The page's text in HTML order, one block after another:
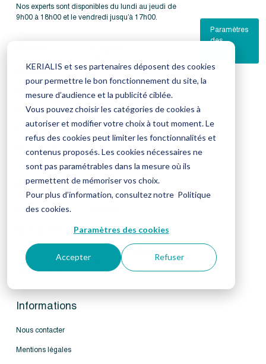
KERIALIS et ses partenaires déposent des cookies
pour permettre le bon fonctionnement du site, la
mesure d’audience et la publicité ciblée.
Vous pouvez choisir les catégories de cookies à
autoriser et modifier votre choix à tout moment. Le
refus des cookies peut limiter les fonctionnalités et
contenus proposés. Les cookies nécessaires ne
sont pas paramétrables dans la mesure où ils
permettent de mémoriser vos choix.
Pour plus d’information, consultez notre Politique
des cookies.
Paramètres des cookies
Accepter Refuser
Nos experts sont disponibles du lundi au jeudi de
9h00 à 18h00 et le vendredi jusqu’à 17h00.
Employeur
Salarié
Retraité
Élève avocat
Comptable
Employeur
Salarié
Tiers déclarant
Notre groupe
KERIALIS
Notre actualité
Action Sociale
Ressources
Publications
Foire aux questions
Informations
Nous contacter
Mentions légales
Paramètres
des